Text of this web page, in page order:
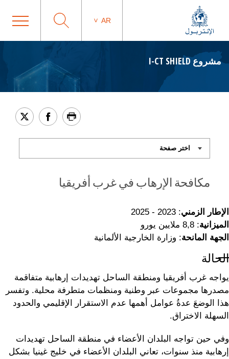
AR
مشروع I-CT SHIELD
مكافحة الإرهاب في غرب أفريقيا
الإطار الزمني: 2023 - 2025
الميزانية: 8,8 ملايين يورو
الجهة المانحة: وزارة الخارجية الألمانية
الحالة
يواجه غرب أفريقيا ومنطقة الساحل تهديدات إرهابية متفاقمة
مصدرها مجموعات عبر وطنية ومنظمات متطرفة محلية. وتفسر
هذا الوضعَ عدةُ عوامل أهمها عدم الاستقرار الإقليمي والحدود
السهلة الاختراق.
وفي حين تواجه البلدان الأعضاء في منطقة الساحل تهديدات
إرهابية منذ سنوات، تعاني البلدان الأعضاء في خليج غينيا بشكل